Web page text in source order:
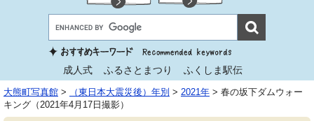
成人式 ふるさとまつり ふくしま駅伝
大熊町写真館 > （東日本大震災後）年別 > 2021年 > 春の坂下ダムウォー
キング（2021年4月17日撮影）